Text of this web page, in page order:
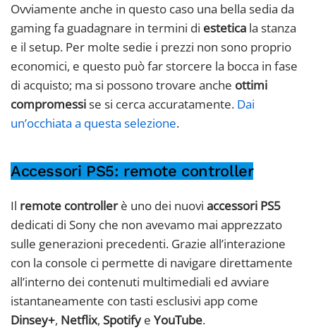
Ovviamente anche in questo caso una bella sedia da
gaming fa guadagnare in termini di estetica la stanza
e il setup. Per molte sedie i prezzi non sono proprio
economici, e questo può far storcere la bocca in fase
di acquisto; ma si possono trovare anche ottimi
compromessise si cerca accuratamente. Dai
un’occhiata a questa selezione.
Accessori PS5: remote controller
Il remote controllerè uno dei nuovi accessori PS5
dedicati di Sony che non avevamo mai apprezzato
sulle generazioni precedenti. Grazie all’interazione
con la console ci permette di navigare direttamente
all’interno dei contenuti multimediali ed avviare
istantaneamente con tasti esclusivi app come
Dinsey+, Netflix, Spotifye YouTube.